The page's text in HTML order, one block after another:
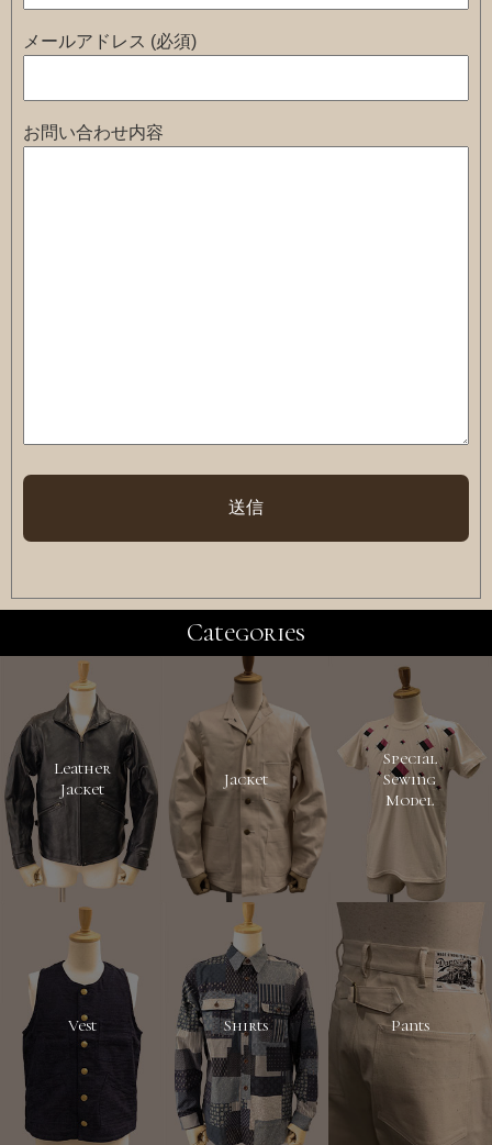
メールアドレス (必須)
お問い合わせ内容
Categories
Leather
Jacket
Jacket
Special
Sewing
Model
Vest Shirts Pants